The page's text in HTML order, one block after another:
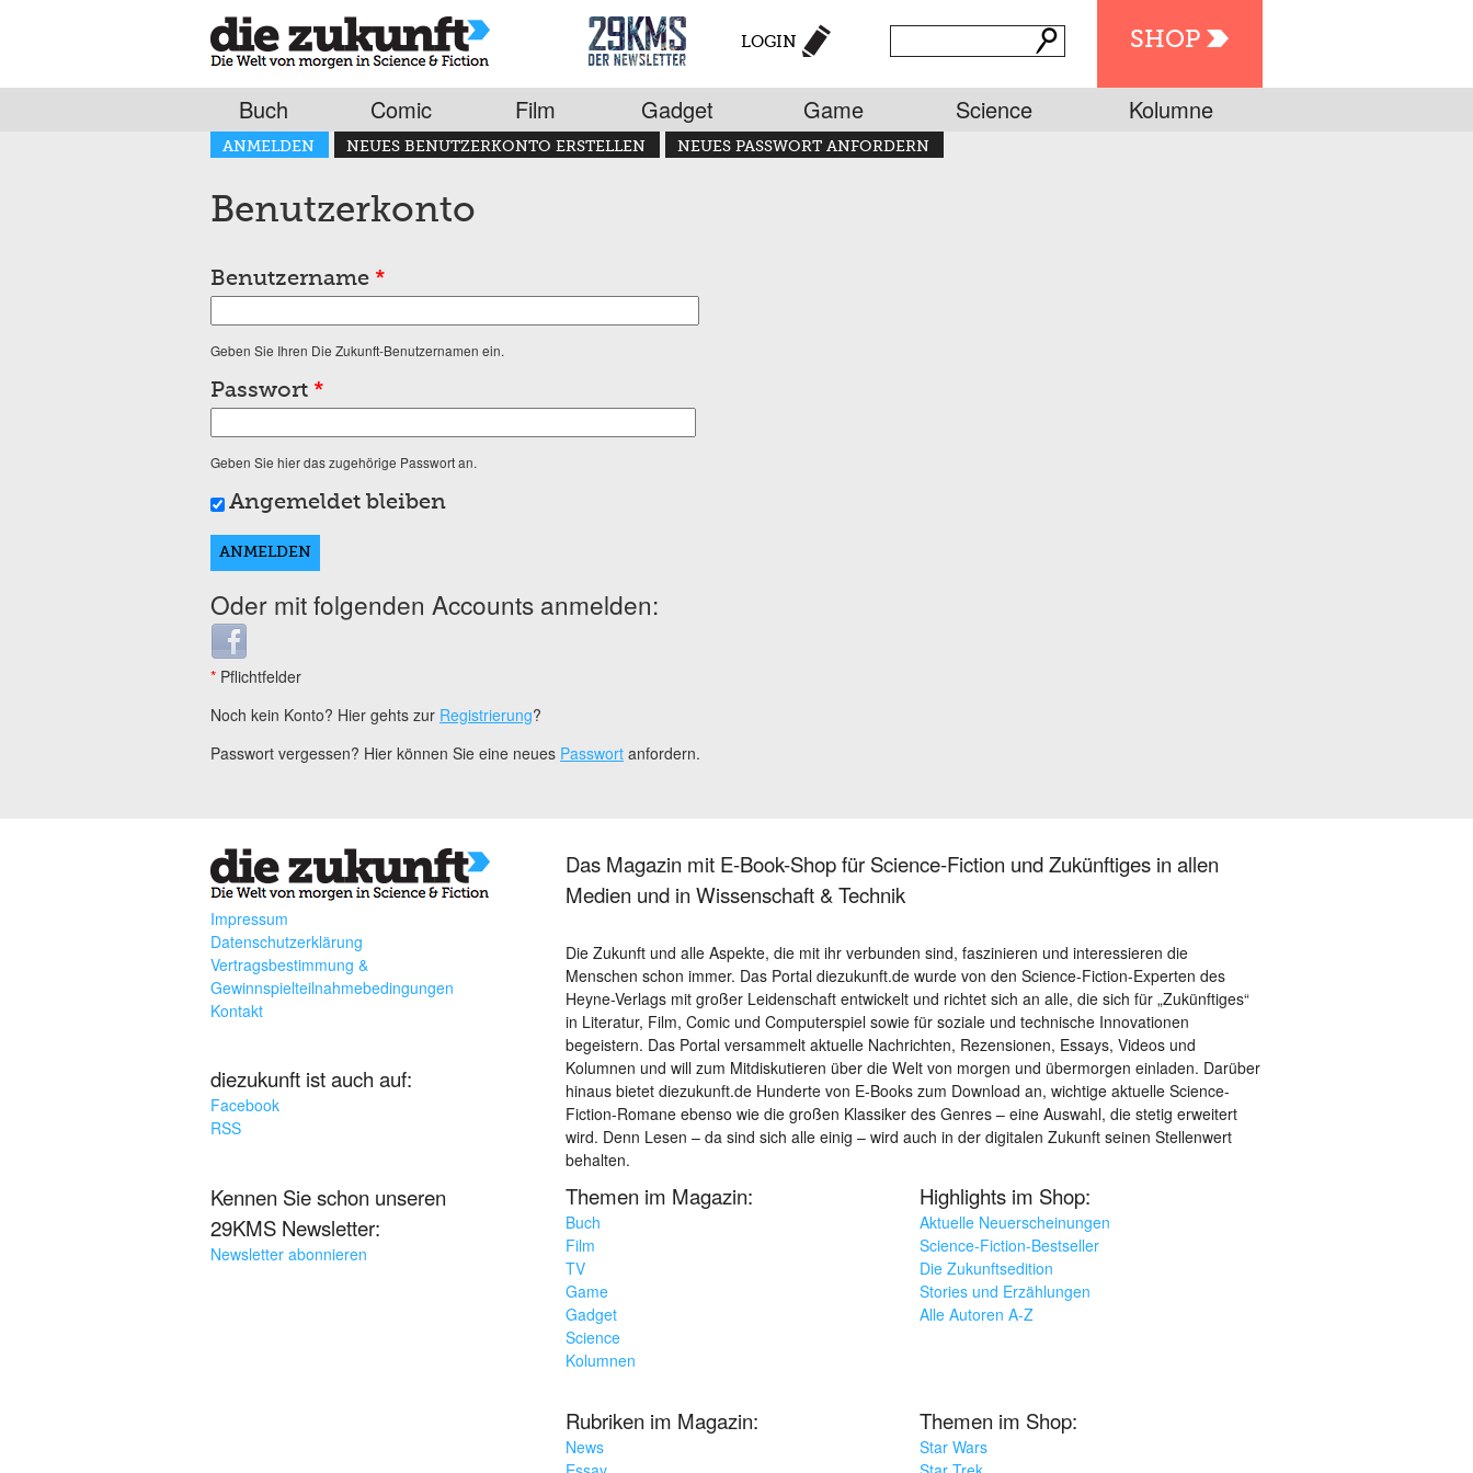
SHOP
LOGIN
Buch Comic Film Gadget Game Science Kolumne
Haupt-Reiter
ANMELDEN
(AKTIVER REITER)
NEUES BENUTZERKONTO ERSTELLEN NEUES PASSWORT ANFORDERN
Benutzerkonto
Benutzername *
Geben Sie Ihren Die Zukunft-Benutzernamen ein.
Passwort *
Geben Sie hier das zugehörige Passwort an.
Angemeldet bleiben
Oder mit folgenden Accounts anmelden:
Login with Facebook
* Pflichtfelder
Noch kein Konto? Hier gehts zur Registrierung?
Passwort vergessen? Hier können Sie eine neues Passwort anfordern.
Impressum
Datenschutzerklärung
Vertragsbestimmung &
Gewinnspielteilnahmebedingungen
Kontakt
diezukunft ist auch auf:
Facebook
RSS
Kennen Sie schon unseren
29KMS Newsletter:
Newsletter abonnieren
Das Magazin mit E-Book-Shop für Science-Fiction und Zukünftiges in allen
Medien und in Wissenschaft & Technik
Die Zukunft und alle Aspekte, die mit ihr verbunden sind, faszinieren und interessieren die
Menschen schon immer. Das Portal diezukunft.de wurde von den Science-Fiction-Experten des
Heyne-Verlags mit großer Leidenschaft entwickelt und richtet sich an alle, die sich für „Zukünftiges“
in Literatur, Film, Comic und Computerspiel sowie für soziale und technische Innovationen
begeistern. Das Portal versammelt aktuelle Nachrichten, Rezensionen, Essays, Videos und
Kolumnen und will zum Mitdiskutieren über die Welt von morgen und übermorgen einladen. Darüber
hinaus bietet diezukunft.de Hunderte von E-Books zum Download an, wichtige aktuelle Science-
Fiction-Romane ebenso wie die großen Klassiker des Genres – eine Auswahl, die stetig erweitert
wird. Denn Lesen – da sind sich alle einig – wird auch in der digitalen Zukunft seinen Stellenwert
behalten.
Themen im Magazin:
Buch
Film
TV
Game
Gadget
Science
Kolumnen
Highlights im Shop:
Aktuelle Neuerscheinungen
Science-Fiction-Bestseller
Die Zukunftsedition
Stories und Erzählungen
Alle Autoren A-Z
Rubriken im Magazin:
News
Themen im Shop:
Star Wars